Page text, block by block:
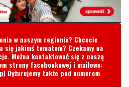
w naszym regionie? Chcecie
się jakimś tematem? Czekamy na
Można kontaktować się z naszą
strony facebookowej i mailowo:
Dyżurujemy także pod numerem